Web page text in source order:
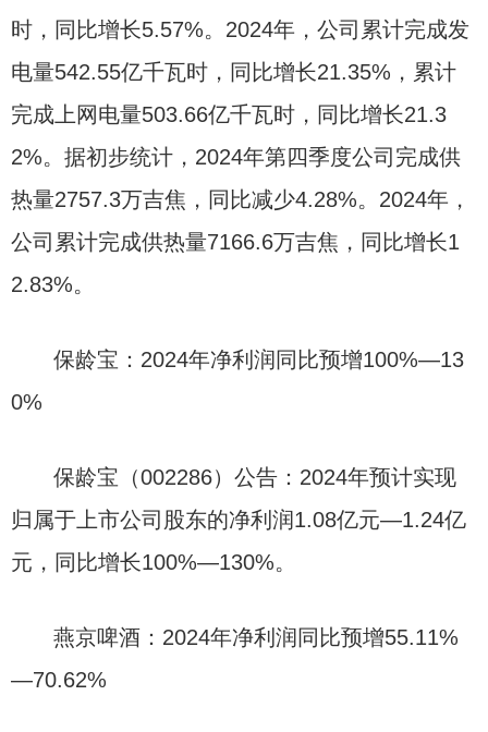
时，同比增长5.57%。2024年，公司累计完成发
电量542.55亿千瓦时，同比增长21.35%，累计
完成上网电量503.66亿千瓦时，同比增长21.3
2%。据初步统计，2024年第四季度公司完成供
热量2757.3万吉焦，同比减少4.28%。2024年，
公司累计完成供热量7166.6万吉焦，同比增长1
2.83%。
保龄宝：2024年净利润同比预增100%—13
0%
保龄宝（002286）公告：2024年预计实现
归属于上市公司股东的净利润1.08亿元—1.24亿
元，同比增长100%—130%。
燕京啤酒：2024年净利润同比预增55.11%
—70.62%